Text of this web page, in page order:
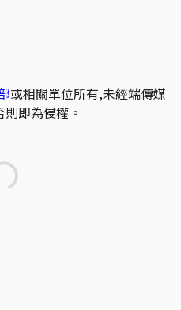
或相關單位所有,未經端傳媒
即為侵權。